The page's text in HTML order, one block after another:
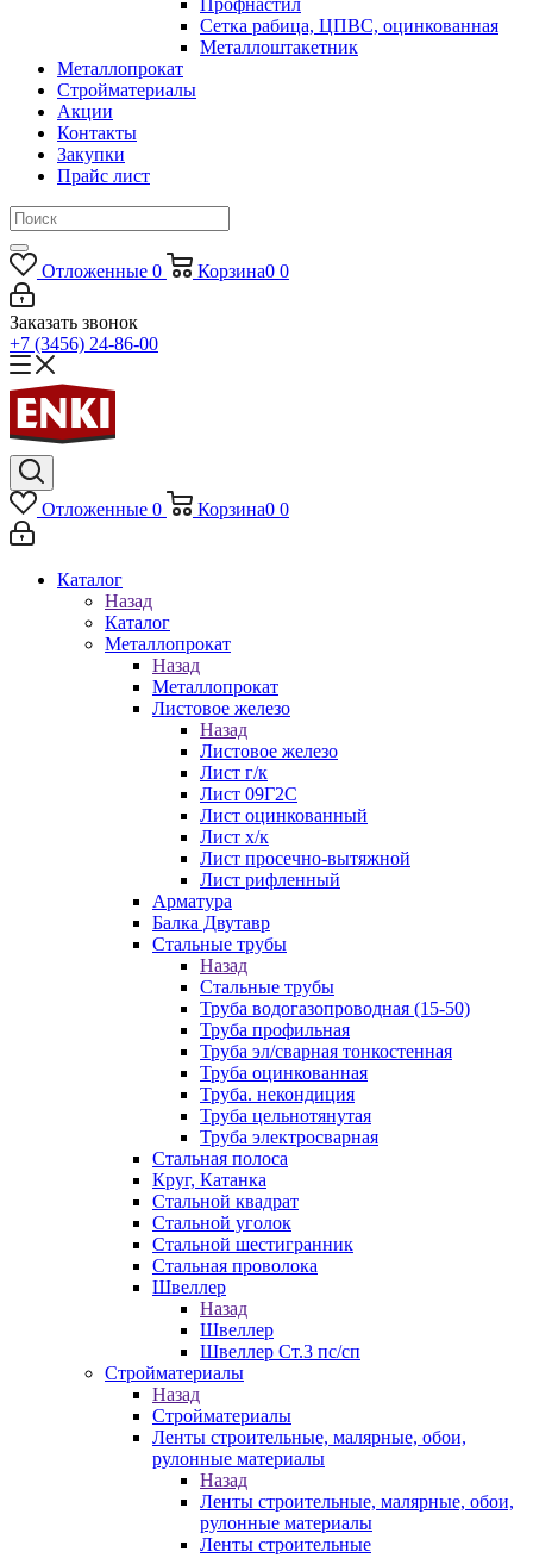
Профнастил
Сетка рабица, ЦПВС, оцинкованная
Металлоштакетник
Металлопрокат
Стройматериалы
Акции
Контакты
Закупки
Прайс лист
Отложенные 0 Корзина0 0
Заказать звонок
+7 (3456) 24-86-00
Отложенные 0 Корзина0 0
Каталог
Назад
Каталог
Металлопрокат
Назад
Металлопрокат
Листовое железо
Назад
Листовое железо
Лист г/к
Лист 09Г2С
Лист оцинкованный
Лист х/к
Лист просечно-вытяжной
Лист рифленный
Арматура
Балка Двутавр
Стальные трубы
Назад
Стальные трубы
Труба водогазопроводная (15-50)
Труба профильная
Труба эл/сварная тонкостенная
Труба оцинкованная
Труба. некондиция
Труба цельнотянутая
Труба электросварная
Стальная полоса
Круг, Катанка
Стальной квадрат
Стальной уголок
Стальной шестигранник
Стальная проволока
Швеллер
Назад
Швеллер
Швеллер Ст.3 пс/сп
Стройматериалы
Назад
Стройматериалы
Ленты строительные, малярные, обои,
рулонные материалы
Назад
Ленты строительные, малярные, обои,
рулонные материалы
Ленты строительные